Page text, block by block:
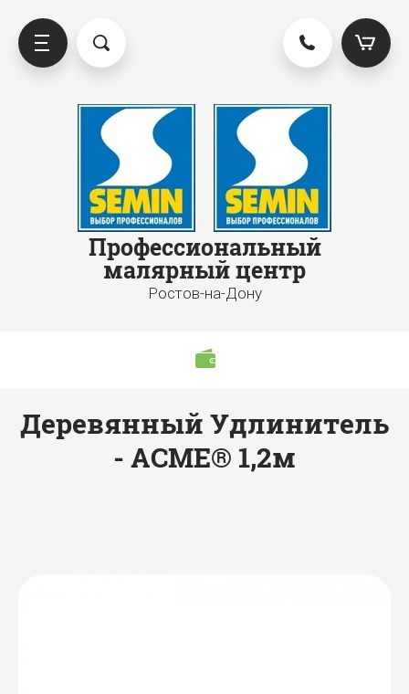
Профессиональный
малярный центр
Ростов-на-Дону
Деревянный Удлинитель
- ACME® 1,2м